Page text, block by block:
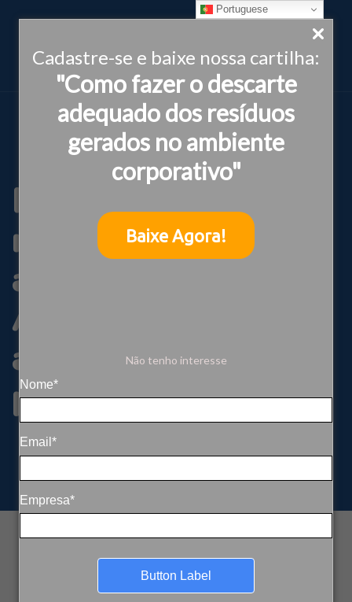
Cadastre-se e baixe nossa cartilha:
"Como fazer o descarte
adequado dos resíduos
gerados no ambiente
corporativo"
Baixe Agora!
Não tenho interesse
Nome*
Email*
Empresa*
Button Label
Ideias participa de
missão de
auditoria da
Arcadis em
aderência aos
padrões do IFC
Portuguese